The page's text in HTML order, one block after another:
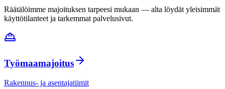
Räätälöimme majoituksen tarpeesi mukaan — alta löydät yleisimmät
käyttötilanteet ja tarkemmat palvelusivut.
Työmaamajoitus
Rakennus- ja asentajatiimit